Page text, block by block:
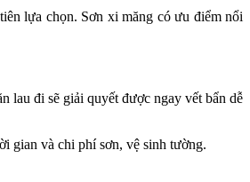
lựa chọn. Sơn xi măng có ưu điểm nổi
lau đi sẽ giải quyết được ngay vết bẩn dễ
gian và chi phí sơn, vệ sinh tường.